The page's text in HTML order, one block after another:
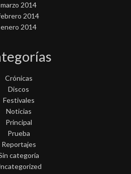
marzo 2014
2014
enero 2014
Crónicas
Discos
Festivales
Noticias
Principal
Prueba
Reportajes
categoría